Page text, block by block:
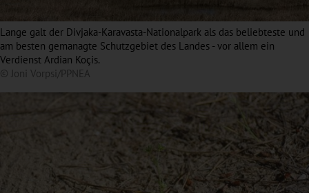
Lange galt der Divjaka-Karavasta-Nationalpark als das beliebteste und
am besten gemanagte Schutzgebiet des Landes - vor allem ein
Verdienst Ardian Koçis.
© Joni Vorpsi/PPNEA